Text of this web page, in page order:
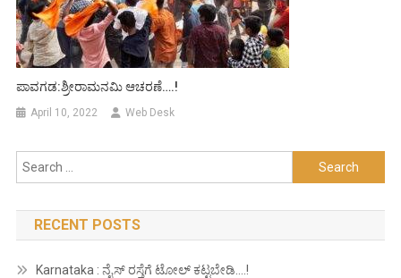
ಪಾವಗಡ:ಶ್ರೀರಾಮನಮಿ ಆಚರಣೆ….!
April 10, 2022 Web Desk
Search
for:
RECENT POSTS
Karnataka : ನೈಸ್ ರಸ್ತೆಗೆ ಟೋಲ್ ಕಟ್ಟಬೇಡಿ….!